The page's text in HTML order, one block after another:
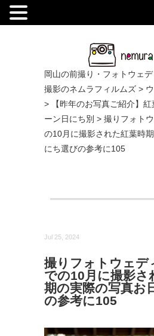
岡山の前撮り・フォトウェ
撮影のネムラフィルムズ >
>
【昨年のお写真ご紹介】
ーン日にち別 > 撮りフォト
の10月に撮影された紅葉時
にち選びの参考に105
Jul 25, 2024
撮りフォトウェデ
での10月に撮影さ
期の実際の写真お
の参考に105